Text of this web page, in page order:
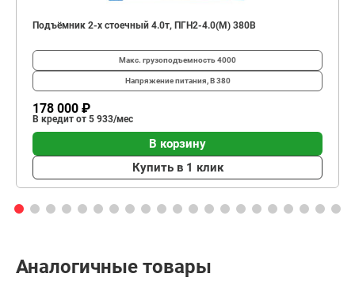
Подъёмник 2-х стоечный 4.0т, ПГН2-4.0(М) 380В
Макс. грузоподъемность4000
Напряжение питания, В380
178 000 ₽
В кредит от 5 933/мес
В корзину
Купить в 1 клик
Аналогичные товары